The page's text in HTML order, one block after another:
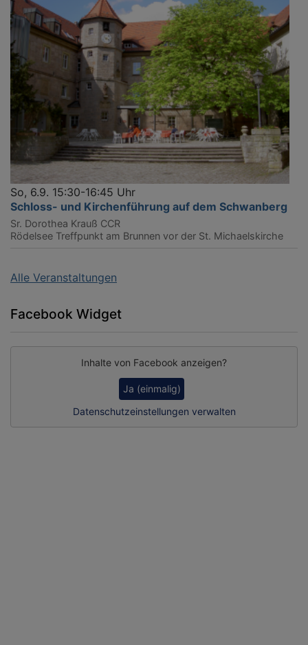
So, 6.9. 15:30-16:45 Uhr
Schloss- und Kirchenführung auf dem Schwanberg
Sr. Dorothea Krauß CCR
Rödelsee Treffpunkt am Brunnen vor der St. Michaelskirche
Alle Veranstaltungen
Facebook Widget
Inhalte von Facebook anzeigen?
Ja (einmalig)
Datenschutzeinstellungen verwalten